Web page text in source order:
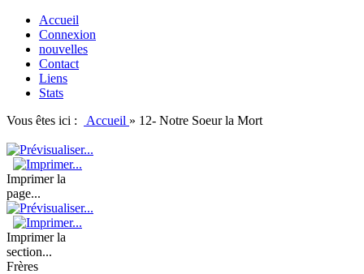
Accueil
Connexion
nouvelles
Contact
Liens
Stats
Vous êtes ici :
Accueil » 12- Notre Soeur la Mort
Imprimer la
page...
Imprimer la
section...
Frères